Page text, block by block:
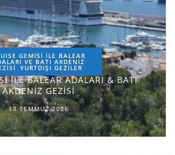
GEMİSİ İLE BALEAR
VE BATI AKDENİZ
YURTDIŞI GEZILER
İLE BALEAR ADALARI & BATI
AKDENİZ GEZİSİ
13 TEMMUZ 2026